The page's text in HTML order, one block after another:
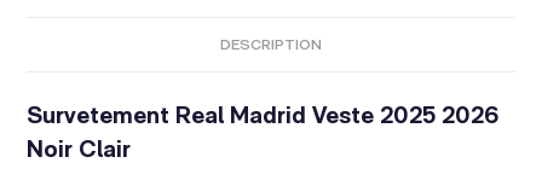
DESCRIPTION
Survetement Real Madrid Veste 2025 2026
Noir Clair